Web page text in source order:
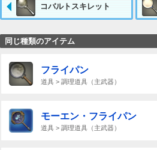
コバルトスキレット
同じ種類のアイテム
フライパン
道具 > 調理道具（主武器）
モーエン・フライパン
道具 > 調理道具（主武器）